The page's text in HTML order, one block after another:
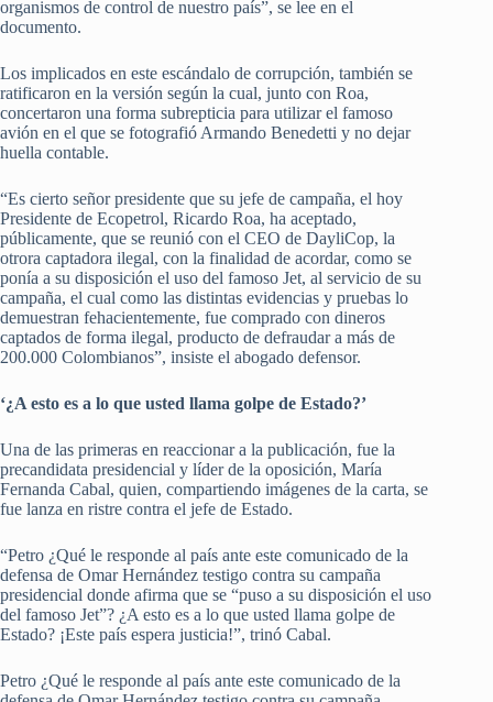
organismos de control de nuestro país”, se lee en el
documento.
Los implicados en este escándalo de corrupción, también se
ratificaron en la versión según la cual, junto con Roa,
concertaron una forma subrepticia para utilizar el famoso
avión en el que se fotografió Armando Benedetti y no dejar
huella contable.
“Es cierto señor presidente que su jefe de campaña, el hoy
Presidente de Ecopetrol, Ricardo Roa, ha aceptado,
públicamente, que se reunió con el CEO de DayliCop, la
otrora captadora ilegal, con la finalidad de acordar, como se
ponía a su disposición el uso del famoso Jet, al servicio de su
campaña, el cual como las distintas evidencias y pruebas lo
demuestran fehacientemente, fue comprado con dineros
captados de forma ilegal, producto de defraudar a más de
200.000 Colombianos”, insiste el abogado defensor.
‘¿A esto es a lo que usted llama golpe de Estado?’
Una de las primeras en reaccionar a la publicación, fue la
precandidata presidencial y líder de la oposición, María
Fernanda Cabal, quien, compartiendo imágenes de la carta, se
fue lanza en ristre contra el jefe de Estado.
“Petro ¿Qué le responde al país ante este comunicado de la
defensa de Omar Hernández testigo contra su campaña
presidencial donde afirma que se “puso a su disposición el uso
del famoso Jet”? ¿A esto es a lo que usted llama golpe de
Estado? ¡Este país espera justicia!”, trinó Cabal.
Petro ¿Qué le responde al país ante este comunicado de la